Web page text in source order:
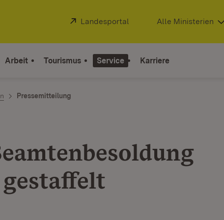
Extern:
Landesportal (Öffnet in neuem Fenster)
Alle Ministerien
Arbeit Tourismus Service Karriere
Pressemitteilung